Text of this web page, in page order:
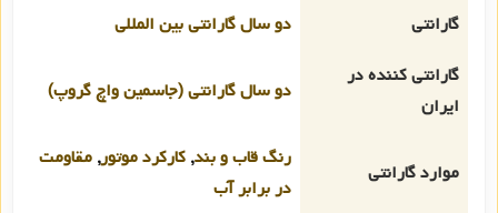
گارانتی
دو سال گارانتی بین المللی
گارانتی کننده در
ایران
دو سال گارانتی (جاسمین واچ گروپ)
موارد گارانتی
رنگ قاب و بند, کارکرد موتور, مقاومت
در برابر آب